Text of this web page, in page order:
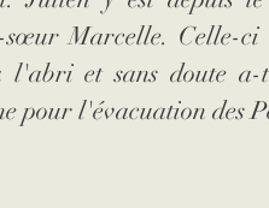
sœur Marcelle. Celle-
l'abri et sans doute
pour l'évacuation des